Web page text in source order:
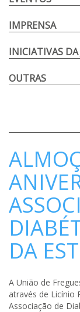
IMPRENSA
INICIATIVAS
OUTRAS
DA
A União de
através de Licínio
Associação de